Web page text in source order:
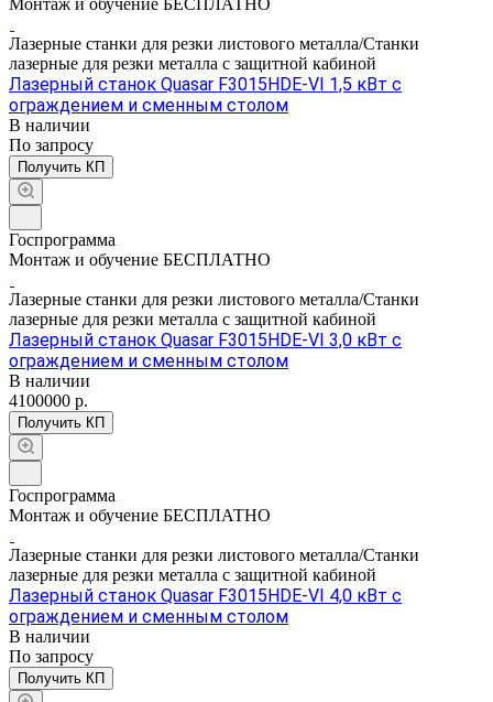
Лазерные станки для резки листового металла/Станки
лазерные для резки металла с защитной кабиной
Лазерный станок Quasar F3015HDE-VI 1,5 кВт с
ограждением и сменным столом
В наличии
По запросу
Получить КП
Госпрограмма
Монтаж и обучение БЕСПЛАТНО
Лазерные станки для резки листового металла/Станки
лазерные для резки металла с защитной кабиной
Лазерный станок Quasar F3015HDE-VI 3,0 кВт с
ограждением и сменным столом
В наличии
4100000 р.
Получить КП
Госпрограмма
Монтаж и обучение БЕСПЛАТНО
Лазерные станки для резки листового металла/Станки
лазерные для резки металла с защитной кабиной
Лазерный станок Quasar F3015HDE-VI 4,0 кВт с
ограждением и сменным столом
В наличии
По запросу
Получить КП